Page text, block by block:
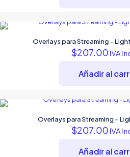
Overlays para Streaming –
$207.00 IVA
Añadir al
Overlays para Streaming –
$207.00 IVA
Añadir al